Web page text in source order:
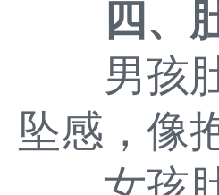
四、
男孩肚
坠感，像